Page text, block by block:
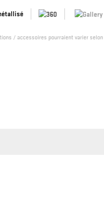
/ accessoires pourraient varier